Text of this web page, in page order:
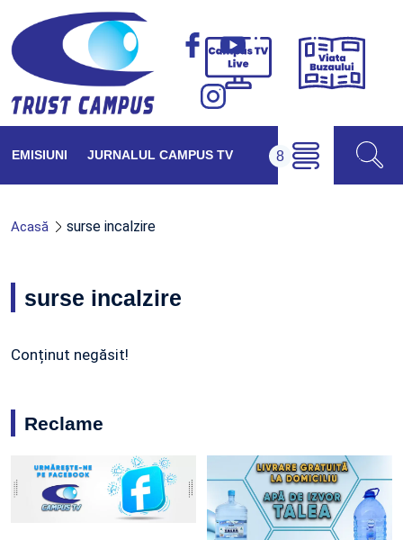
Campus
Viața
EMISIUNI JURNALUL CAMPUS TV
Acasă surse incalzire
surse incalzire
Conținut negăsit!
Reclame